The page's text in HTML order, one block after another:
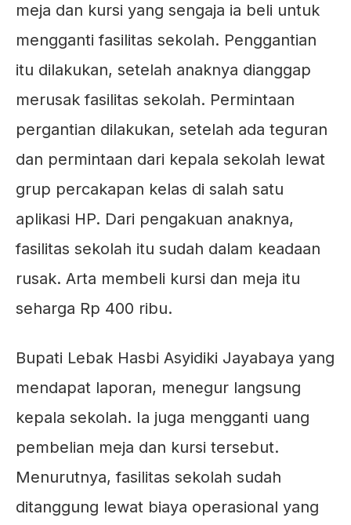
meja dan kursi yang sengaja ia beli untuk
mengganti fasilitas sekolah. Penggantian
itu dilakukan, setelah anaknya dianggap
merusak fasilitas sekolah. Permintaan
pergantian dilakukan, setelah ada teguran
dan permintaan dari kepala sekolah lewat
grup percakapan kelas di salah satu
aplikasi HP. Dari pengakuan anaknya,
fasilitas sekolah itu sudah dalam keadaan
rusak. Arta membeli kursi dan meja itu
seharga Rp 400 ribu.
Bupati Lebak Hasbi Asyidiki Jayabaya yang
mendapat laporan, menegur langsung
kepala sekolah. Ia juga mengganti uang
pembelian meja dan kursi tersebut.
Menurutnya, fasilitas sekolah sudah
ditanggung lewat biaya operasional yang